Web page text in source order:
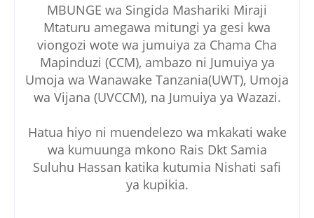
MBUNGE wa Singida Mashariki Miraji
Mtaturu amegawa mitungi ya gesi kwa
viongozi wote wa jumuiya za Chama Cha
Mapinduzi (CCM), ambazo ni Jumuiya ya
Umoja wa Wanawake Tanzania(UWT), Umoja
wa Vijana (UVCCM), na Jumuiya ya Wazazi.
Hatua hiyo ni muendelezo wa mkakati wake
wa kumuunga mkono Rais Dkt Samia
Suluhu Hassan katika kutumia Nishati safi
ya kupikia.